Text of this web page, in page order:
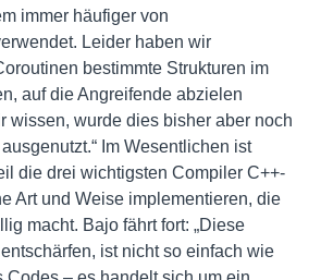
immer häufiger von
Leider haben wir
bestimmte Strukturen im
auf die Angreifende abzielen
wissen, wurde dies bisher aber noch
Im Wesentlichen ist
die drei wichtigsten Compiler C++-
Art und Weise implementieren, die
macht. Bajo fährt fort: „Diese
ist nicht so einfach wie